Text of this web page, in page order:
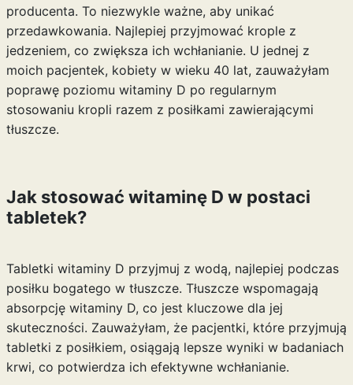
producenta. To niezwykle ważne, aby unikać
przedawkowania. Najlepiej przyjmować krople z
jedzeniem, co zwiększa ich wchłanianie. U jednej z
moich pacjentek, kobiety w wieku 40 lat, zauważyłam
poprawę poziomu witaminy D po regularnym
stosowaniu kropli razem z posiłkami zawierającymi
tłuszcze.
Jak stosować witaminę D w postaci
tabletek?
Tabletki witaminy D przyjmuj z wodą, najlepiej podczas
posiłku bogatego w tłuszcze. Tłuszcze wspomagają
absorpcję witaminy D, co jest kluczowe dla jej
skuteczności. Zauważyłam, że pacjentki, które przyjmują
tabletki z posiłkiem, osiągają lepsze wyniki w badaniach
krwi, co potwierdza ich efektywne wchłanianie.